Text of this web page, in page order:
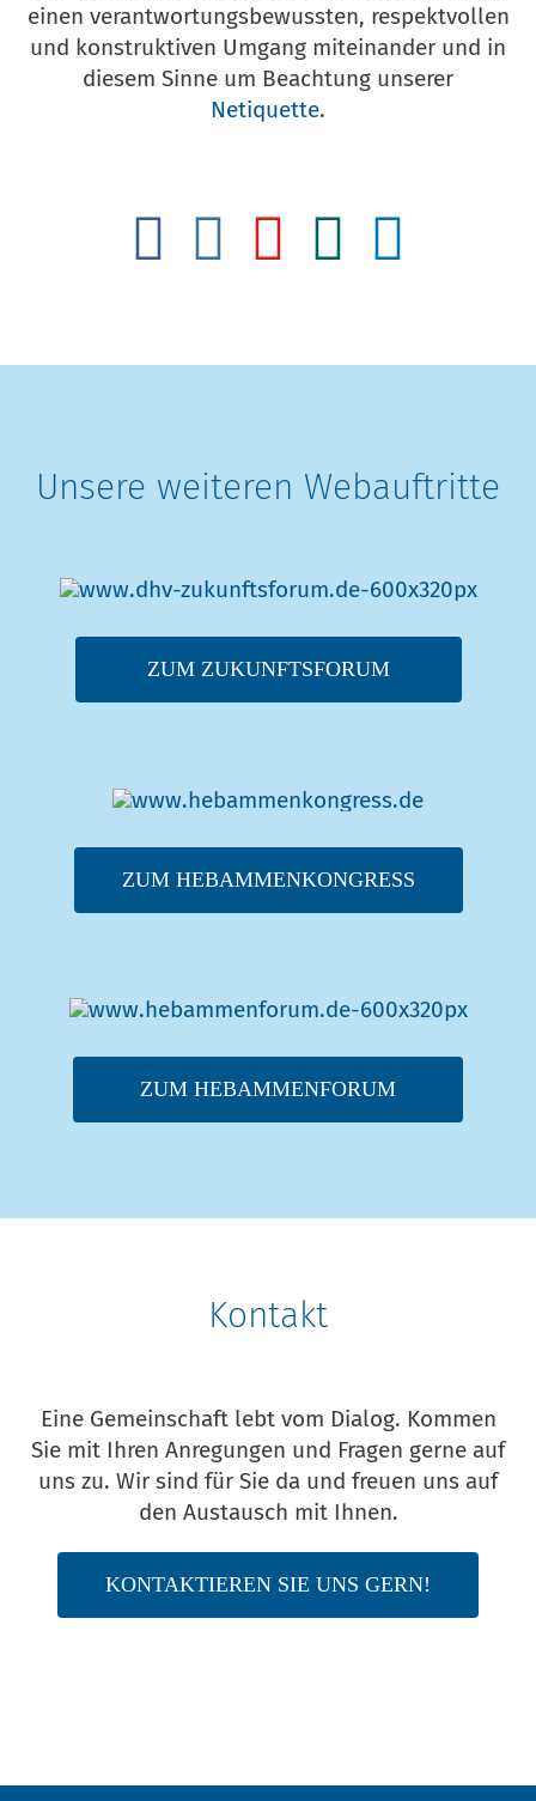
einen verantwortungsbewussten, respektvollen
und konstruktiven Umgang miteinander und in
diesem Sinne um Beachtung unserer
Netiquette.
Unsere weiteren Webauftritte
ZUM ZUKUNFTSFORUM
ZUM HEBAMMENKONGRESS
ZUM HEBAMMENFORUM
Kontakt
Eine Gemeinschaft lebt vom Dialog. Kommen
Sie mit Ihren Anregungen und Fragen gerne auf
uns zu. Wir sind für Sie da und freuen uns auf
den Austausch mit Ihnen.
KONTAKTIEREN SIE UNS GERN!